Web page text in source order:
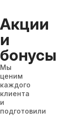
Акции
и
бонусы
Мы
ценим
каждого
клиента
и
подготовили